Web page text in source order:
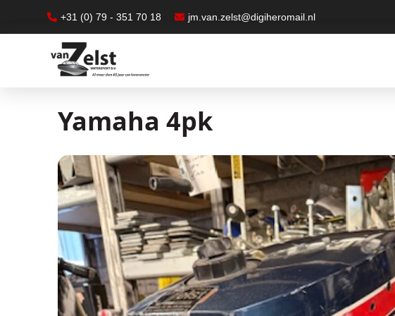
+31 (0) 79 - 351 70 18 jm.van.zelst@digiheromail.nl
Yamaha 4pk